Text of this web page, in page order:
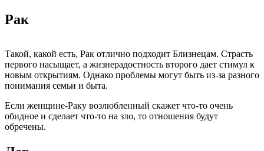
Рак
Такой, какой есть, Рак отлично подходит Близнецам. Страсть
первого насыщает, а жизнерадостность второго дает стимул к
новым открытиям. Однако проблемы могут быть из-за разного
понимания семьи и быта.
Если женщине-Раку возлюбленный скажет что-то очень
обидное и сделает что-то на зло, то отношения будут
обречены.